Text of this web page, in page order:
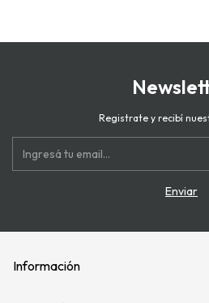
Registrate y recibí
Información